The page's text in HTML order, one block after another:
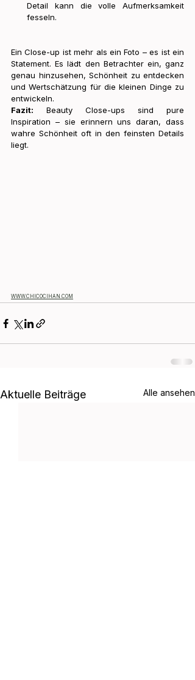
Detail kann die volle Aufmerksamkeit
fesseln.
Ein Close-up ist mehr als ein Foto – es ist ein
Statement. Es lädt den Betrachter ein, ganz
genau hinzusehen, Schönheit zu entdecken
und Wertschätzung für die kleinen Dinge zu
entwickeln.
Fazit: Beauty Close-ups sind pure
Inspiration – sie erinnern uns daran, dass
wahre Schönheit oft in den feinsten Details
liegt.
WWW.CHICOCIHAN.COM
Aktuelle Beiträge Alle ansehen